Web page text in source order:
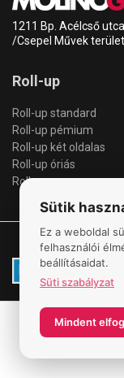
1211 Bp. Acélcső
/Csepel Művek
Roll-up
Roll-up standard
Roll-up pémium
Roll-up két oldalas
Roll-up óriás
Roll-up csere
© 2026
Sütik
Ez a weboldal
felhasználói
beállításaidat.
Süti szabályzat
Mindent